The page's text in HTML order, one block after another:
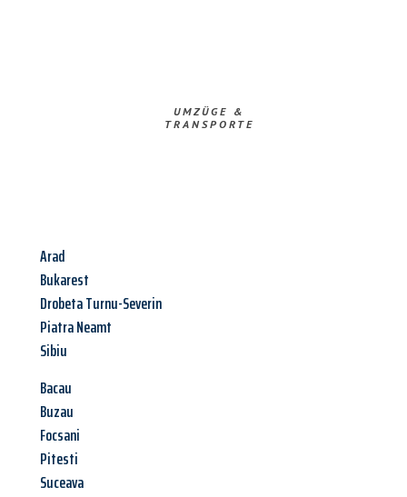
UMZÜGE &
TRANSPORTE
Arad
Bukarest
Drobeta Turnu-Severin
Piatra Neamt
Sibiu
Bacau
Buzau
Focsani
Pitesti
Suceava